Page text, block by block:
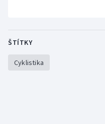
ŠTÍTKY
Cyklistika